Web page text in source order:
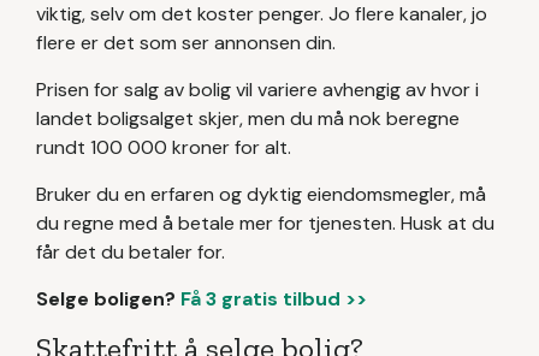
viktig, selv om det koster penger. Jo flere kanaler, jo
flere er det som ser annonsen din.
Prisen for salg av bolig vil variere avhengig av hvor i
landet boligsalget skjer, men du må nok beregne
rundt 100 000 kroner for alt.
Bruker du en erfaren og dyktig eiendomsmegler, må
du regne med å betale mer for tjenesten. Husk at du
får det du betaler for.
Selge boligen? Få 3 gratis tilbud >>
Skattefritt å selge bolig?